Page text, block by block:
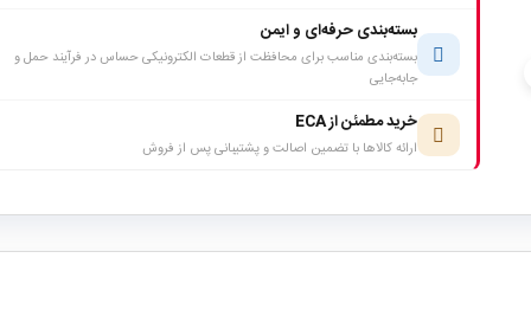
بسته‌بندی حرفه‌ای و ایمن
بسته‌بندی مناسب برای محافظت از قطعات الکترونیکی حساس در فرآیند حمل و
جابه‌جایی
خرید مطمئن از ECA
ارائه کالاها با تضمین اصالت و پشتیبانی پس از فروش